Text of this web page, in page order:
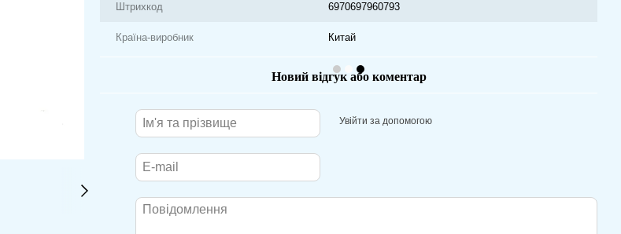
Штрихкод 6970697960793
Країна-виробник Китай
Новий відгук або коментар
Увійти за допомогою